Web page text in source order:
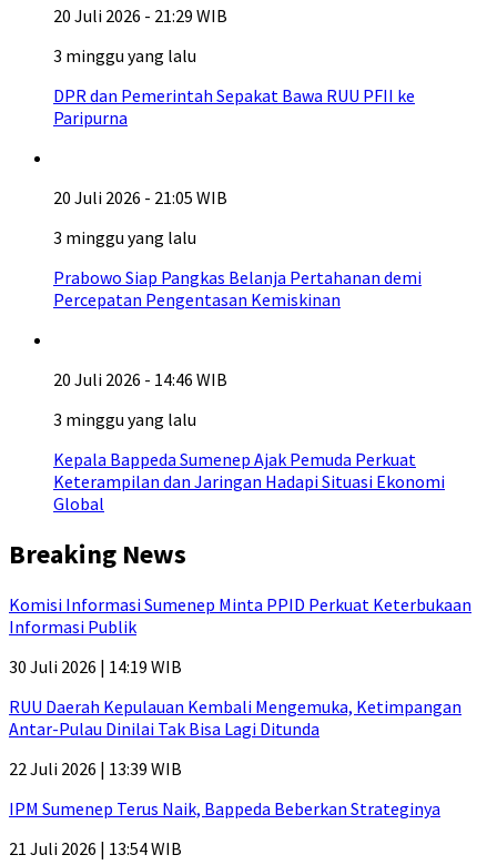
20 Juli 2026 - 21:29 WIB
3 minggu yang lalu
DPR dan Pemerintah Sepakat Bawa RUU PFII ke
Paripurna
20 Juli 2026 - 21:05 WIB
3 minggu yang lalu
Prabowo Siap Pangkas Belanja Pertahanan demi
Percepatan Pengentasan Kemiskinan
20 Juli 2026 - 14:46 WIB
3 minggu yang lalu
Kepala Bappeda Sumenep Ajak Pemuda Perkuat
Keterampilan dan Jaringan Hadapi Situasi Ekonomi
Global
Breaking News
Komisi Informasi Sumenep Minta PPID Perkuat Keterbukaan
Informasi Publik
30 Juli 2026 | 14:19 WIB
RUU Daerah Kepulauan Kembali Mengemuka, Ketimpangan
Antar-Pulau Dinilai Tak Bisa Lagi Ditunda
22 Juli 2026 | 13:39 WIB
IPM Sumenep Terus Naik, Bappeda Beberkan Strateginya
21 Juli 2026 | 13:54 WIB